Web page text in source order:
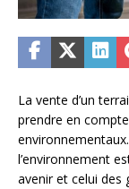
La vente d’un
prendre en
l’environnement
avenir et celui des